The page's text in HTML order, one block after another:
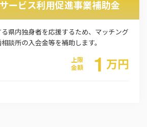
ービス利用促進事業補助金
県内独身者を応援するため、マッチング
談所の入会金等を補助します。
上限
金額
1 万円